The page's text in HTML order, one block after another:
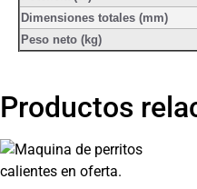
Dimensiones totales (mm)
Peso neto (kg)
Productos